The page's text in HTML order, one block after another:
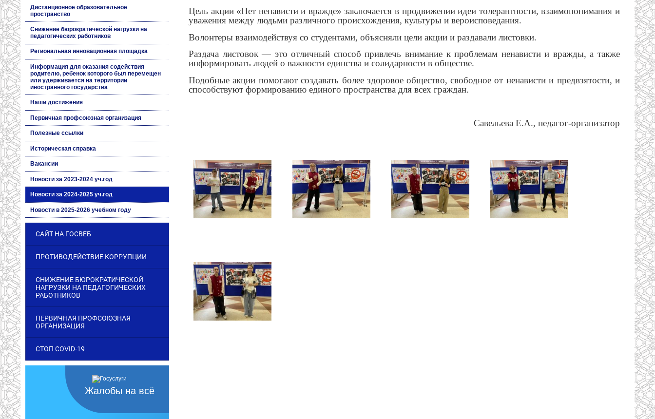
Дистанционное образовательное
пространство
Снижение бюрократической нагрузки на
педагогических работников
Региональная инновационная площадка
Информация для оказания содействия
родителю, ребенок которого был перемещен
или удерживается на территории
иностранного государства
Наши достижения
Первичная профсоюзная организация
Полезные ссылки
Историческая справка
Вакансии
Новости за 2023-2024 уч.год
Новости за 2024-2025 уч.год
Новости в 2025-2026 учебном году
САЙТ НА ГОСВЕБ
ПРОТИВОДЕЙСТВИЕ КОРРУПЦИИ
СНИЖЕНИЕ БЮРОКРАТИЧЕСКОЙ
НАГРУЗКИ НА ПЕДАГОГИЧЕСКИХ
РАБОТНИКОВ
ПЕРВИЧНАЯ ПРОФСОЮЗНАЯ
ОРГАНИЗАЦИЯ
СТОП COVID-19
Жалобы на всё
Цель акции «Нет ненависти и вражде» заключается в продвижении идеи толерантности, взаимопонимания и
уважения между людьми различного происхождения, культуры и вероисповедания.
Волонтеры взаимодействуя со студентами, объясняли цели акции и раздавали листовки.
Раздача листовок — это отличный способ привлечь внимание к проблемам ненависти и вражды, а также
информировать людей о важности единства и солидарности в обществе.
Подобные акции помогают создавать более здоровое общество, свободное от ненависти и предвзятости, и
способствуют формированию единого пространства для всех граждан.
Савельева Е.А., педагог-организатор